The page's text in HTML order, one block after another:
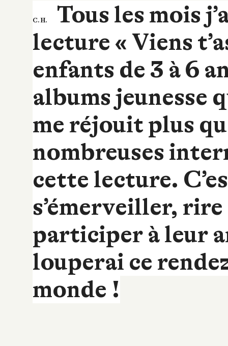
C. H.
Tous les mois
lecture « Viens
enfants de 3 à 6
albums jeunesse
me réjouit plus
nombreuses
cette lecture.
s’émerveiller,
participer à leur
louperai ce
monde !